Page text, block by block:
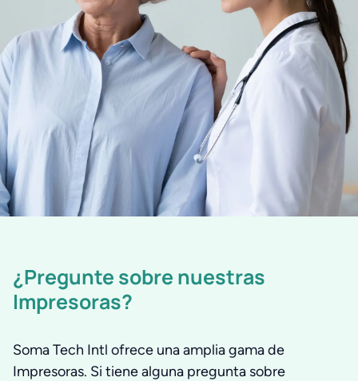
¿Pregunte sobre nuestras
Impresoras?
Soma Tech Intl ofrece una amplia gama de
Impresoras. Si tiene alguna pregunta sobre